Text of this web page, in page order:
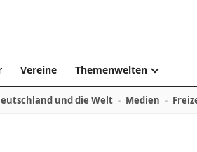
Vereine Themenwelten
und die Welt Medien